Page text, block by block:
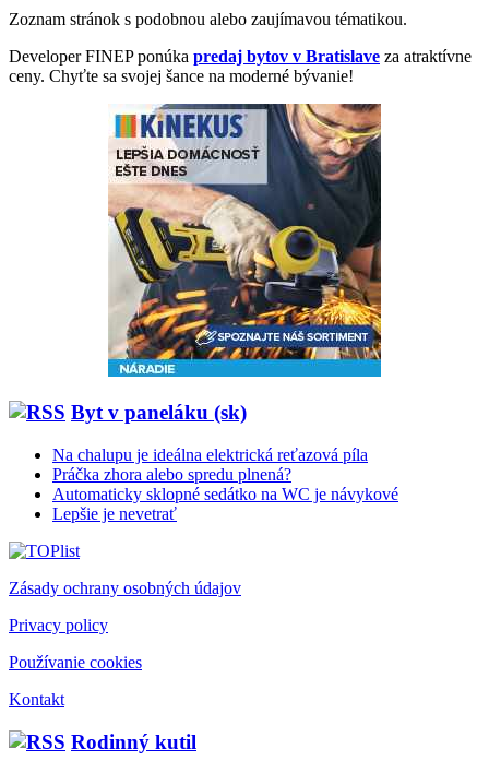
Zoznam stránok s podobnou alebo zaujímavou tématikou.
Developer FINEP ponúka predaj bytov v Bratislave za atraktívne
ceny. Chyťte sa svojej šance na moderné bývanie!
Byt v paneláku (sk)
Na chalupu je ideálna elektrická reťazová píla
Práčka zhora alebo spredu plnená?
Automaticky sklopné sedátko na WC je návykové
Lepšie je nevetrať
Zásady ochrany osobných údajov
Privacy policy
Používanie cookies
Kontakt
Rodinný kutil